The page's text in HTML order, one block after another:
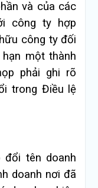
và của các
công ty hợp
công ty đối
một thành
phải ghi rõ
trong Điều lệ
đổi tên doanh
doanh nơi đã